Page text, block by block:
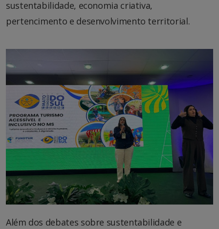
sustentabilidade, economia criativa,
pertencimento e desenvolvimento territorial.
Além dos debates sobre sustentabilidade e